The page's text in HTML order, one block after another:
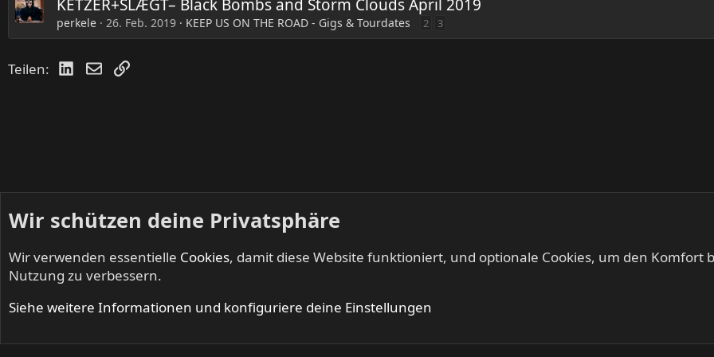
KETZER+SLÆGT– Black Bombs and Storm Clouds April 2019
perkele 26. Feb. 2019 KEEP US ON THE ROAD - Gigs & Tourdates 2 3
Teilen: LinkedIn
E-MailLink
Startseite Foren Live KEEP US ON THE ROAD - Gigs & Tourdates
Wir schützen deine Privatsphäre
Wir verwenden essentielle Cookies, damit diese Website funktioniert, und optionale Cookies, um den Komfort
Nutzung zu verbessern.
Siehe weitere Informationen und konfiguriere deine Einstellungen